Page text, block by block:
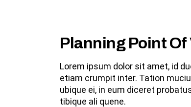
Planning Point Of
Lorem ipsum dolor sit amet, id
etiam crumpit inter. Tation
ubique ei, in eum diceret
tibique ali quene.